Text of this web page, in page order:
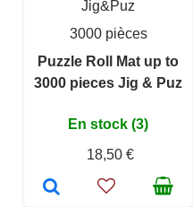
Jig&Puz
3000 pièces
Puzzle Roll Mat up to
3000 pieces Jig & Puz
En stock (3)
18,50 €